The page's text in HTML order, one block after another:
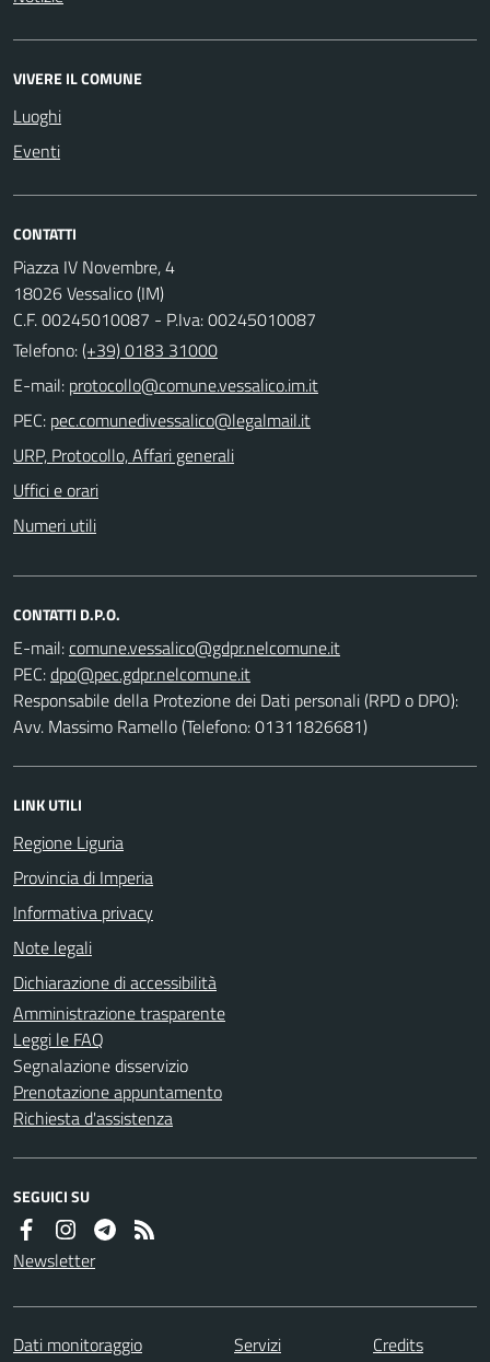
VIVERE IL COMUNE
Luoghi
Eventi
CONTATTI
Piazza IV Novembre, 4
18026 Vessalico (IM)
C.F. 00245010087 - P.Iva: 00245010087
Telefono:(+39) 0183 31000
E-mail:
PEC:
URP, Protocollo, Affari generali
Uffici e orari
Numeri utili
CONTATTI D.P.O.
E-mail:
PEC:
Responsabile della Protezione dei Dati personali (RPD o DPO):
Avv. Massimo Ramello (Telefono: 01311826681)
LINK UTILI
Regione Liguria
Provincia di Imperia
Informativa privacy
Note legali
Dichiarazione di accessibilità
Amministrazione trasparente
Leggi le FAQ
Segnalazione disservizio
Prenotazione appuntamento
Richiesta d'assistenza
SEGUICI SU
Newsletter
Dati monitoraggio Servizi
Credits